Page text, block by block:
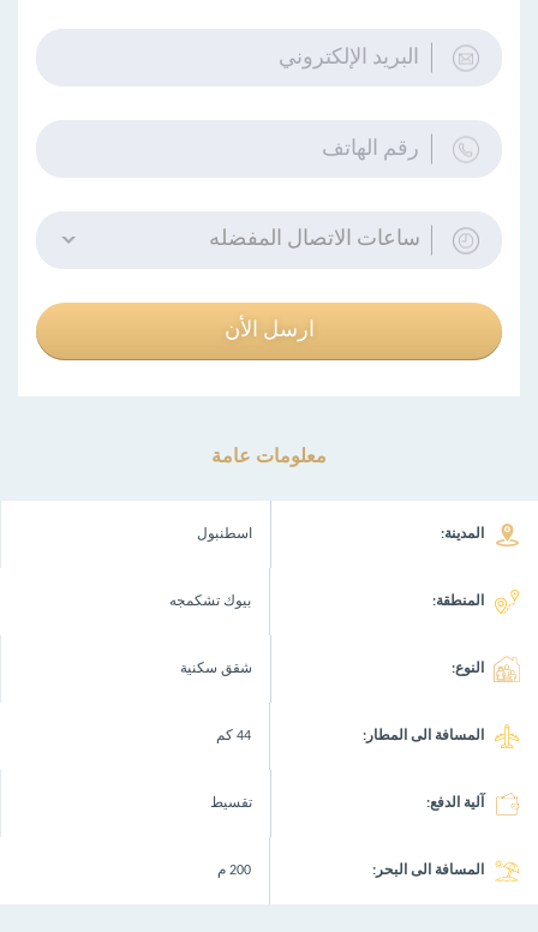
ساعات الاتصال المفضله
ارسل الأن
معلومات عامة
المدينة: اسطنبول
المنطقة: بيوك تشكمجه
النوع: شقق سكنية
المسافة الى المطار: 44 كم
آلية الدفع: تقسيط
المسافة الى البحر: 200 م